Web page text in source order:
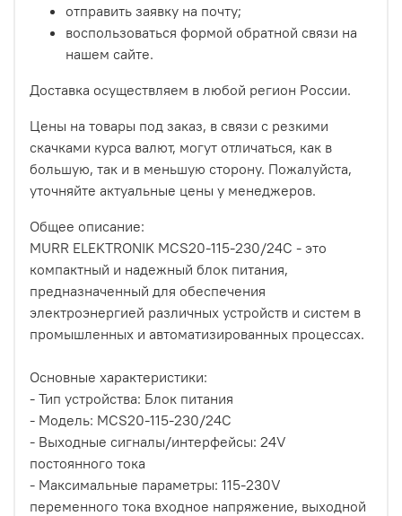
отправить заявку на почту;
воспользоваться формой обратной связи на
нашем сайте.
Доставка осуществляем в любой регион России.
Цены на товары под заказ, в связи с резкими
скачками курса валют, могут отличаться, как в
большую, так и в меньшую сторону. Пожалуйста,
уточняйте актуальные цены у менеджеров.
Общее описание:
MURR ELEKTRONIK MCS20-115-230/24C - это
компактный и надежный блок питания,
предназначенный для обеспечения
электроэнергией различных устройств и систем в
промышленных и автоматизированных процессах.
Основные характеристики:
- Тип устройства: Блок питания
- Модель: MCS20-115-230/24C
- Выходные сигналы/интерфейсы: 24V
постоянного тока
- Максимальные параметры: 115-230V
переменного тока входное напряжение, выходной